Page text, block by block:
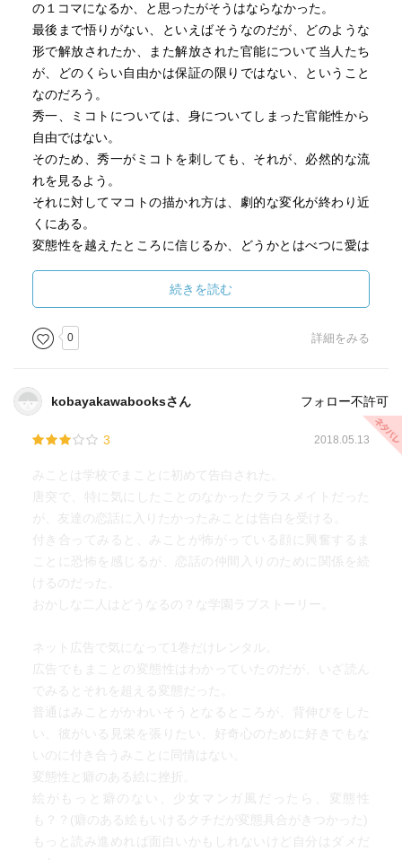
の１コマになるか、と思ったがそうはならなかった。
最後まで悟りがない、といえばそうなのだが、どのような
形で解放されたか、また解放された官能について当人たち
が、どのくらい自由かは保証の限りではない、ということ
なのだろう。
秀一、ミコトについては、身についてしまった官能性から
自由ではない。
そのため、秀一がミコトを刺しても、それが、必然的な流
れを見るよう。
それに対してマコトの描かれ方は、劇的な変化が終わり近
くにある。
変態性を越えたところに信じるか、どうかとはべつに愛は
続きを読む
0 詳細をみる
kobayakawabooksさん フォロー不許可
3 2018.05.13
みことは学校でまことに初めて告白された。
唐突で、特に気にしたことのなかったクラスメイトだった
が、友達の恋話に入りたかったみことは告白を受ける。
付き合ってみると、みことが怖がっている顔に興奮するま
ことに恐怖を感じるが、恋話の仲間入りのために関係を続
けるのだった。
おかしな二人はどうなるの？な学園ラブストーリー。
ネット広告で気になって1巻だけレンタル。
広告でもまことの変態性はわかっていたのだが、いざ読ん
でみるとそれを超える変態だった。
普通はみことがかわいそうとなるところが、背伸びをした
い、彼がいる見栄を張りたい、好奇心のために好きでもな
いのに付き合うみことに同情はない。
変態性と癖のある絵に挫折。
絵がもっと癖のない、少女マンガ風だったら、変態性
も？？(癖のある絵もいけるクチだが変態具合がきつかった)
もっと読み進めれば面白いかもしれないけど自分はダメだ